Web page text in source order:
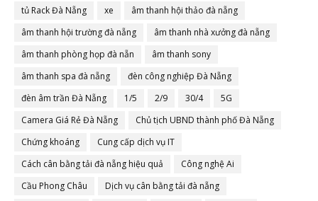
tủ Rack Đà Nẵng
xe
âm thanh hội thảo đà nẵng
âm thanh hội trường đà nẵng
âm thanh nhà xưởng đà nẵng
âm thanh phòng họp đà nẵn
âm thanh sony
âm thanh spa đà nẵng
đèn công nghiệp Đà Nẵng
đèn âm trần Đà Nẵng
1/5 2/9 30/4
5G
Camera Giá Rẻ Đà Nẵng
Chủ tịch UBND thành phố Đà Nẵng
Chứng khoáng
Cung cấp dịch vụ IT
Cách cân bằng tải đà nẵng hiệu quả
Công nghệ Ai
Cầu Phong Châu
Dịch vụ cân bằng tải đà nẵng